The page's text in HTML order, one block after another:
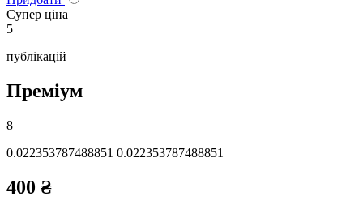
Супер ціна
5
публікацій
Преміум
8
0.022353787488851 0.022353787488851
400 ₴